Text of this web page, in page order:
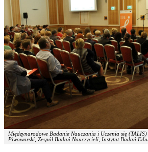
Międzynarodowe Badanie Nauczania i Uczenia się
Piwowarski, Zespół Badań Nauczycieli, Instytut Badań